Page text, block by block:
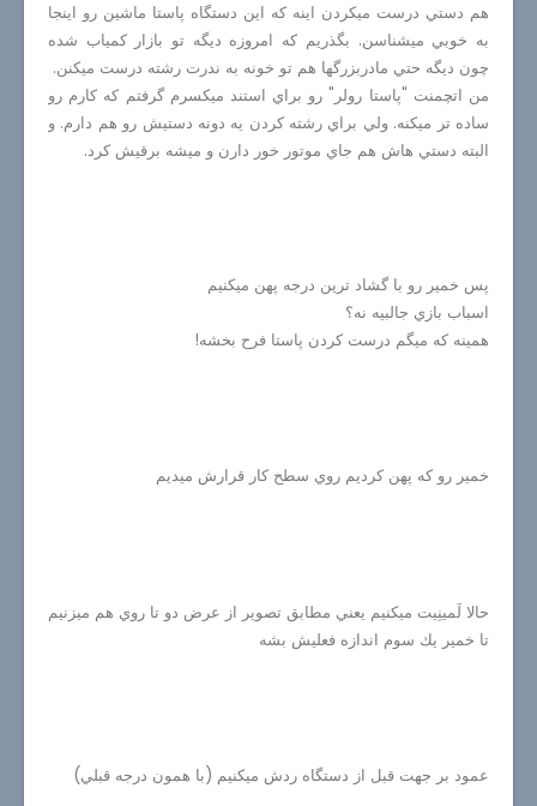
هم دستي درست ميكردن اينه كه اين دستگاه پاستا ماشين رو اينجا
به خوبي ميشناسن. بگذريم كه امروزه ديگه تو بازار كمياب شده
چون ديگه حتي مادربزرگها هم تو خونه به ندرت رشته درست ميكنن.
من اتچمنت "پاستا رولر" رو براي استند ميكسرم گرفتم كه كارم رو
ساده تر ميكنه. ولي براي رشته كردن يه دونه دستيش رو هم دارم. و
البته دستي هاش هم جاي موتور خور دارن و ميشه برقيش كرد.
پس خمير رو با گشاد ترين درجه پهن ميكنيم
اسباب بازي جالبيه نه؟
همينه كه ميگم درست كردن پاستا فرح بخشه!
خمير رو كه پهن كرديم روي سطح كار قرارش ميديم
حالا لَمينِيت ميكنيم يعني مطابق تصوير از عرض دو تا روي هم ميزنيم
تا خمير يك سوم اندازه فعليش بشه
عمود بر جهت قبل از دستگاه ردش ميكنيم (با همون درجه قبلي)